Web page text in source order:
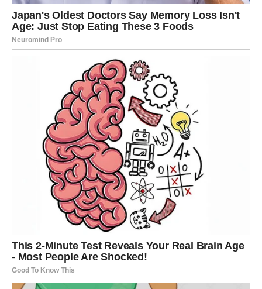
Za neke Rakove kraj marta može doneti i lepe vesti
vezane za porodicu ili plan koji je dugo bio na čekanju.
energija menja i da stvari polako dolaze na svoje mesto.
Ovo je period u kojem Rak može ponovo osetiti
optimizam i veru da život ume da donese lepe trenutke
upravo onda kada ih čovek najviše treba.
Škorpija – Sudbina otvara nova
Škorpija je znak koji kroz život prolazi sa mnogo snage,
ali i kroz mnoge transformacije. Ona je znak koji često
prolazi kroz velike promene i izazove, ali iz svake
situacije izlazi jača nego ranije.